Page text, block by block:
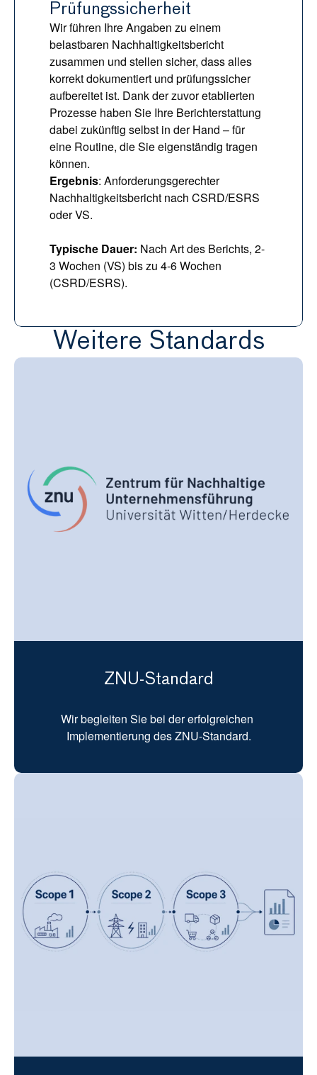
Prüfungssicherheit
Wir führen Ihre Angaben zu einem
belastbaren Nachhaltigkeitsbericht
zusammen und stellen sicher, dass alles
korrekt dokumentiert und prüfungssicher
aufbereitet ist. Dank der zuvor etablierten
Prozesse haben Sie Ihre Berichterstattung
dabei zukünftig selbst in der Hand – für
eine Routine, die Sie eigenständig tragen
können.
Ergebnis: Anforderungsgerechter
Nachhaltigkeitsbericht nach CSRD/ESRS
oder VS.
Typische Dauer: Nach Art des Berichts, 2-
3 Wochen (VS) bis zu 4-6 Wochen
(CSRD/ESRS).
Weitere Standards
ZNU-Standard
Wir begleiten Sie bei der erfolgreichen
Implementierung des ZNU-Standard.